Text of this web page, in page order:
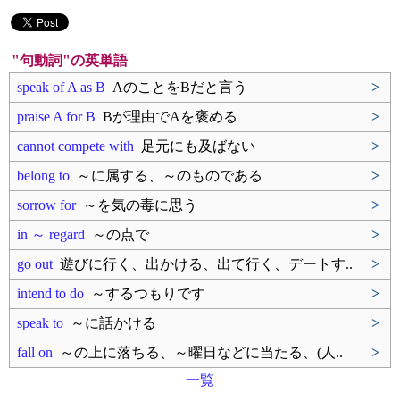
"句動詞"の英単語
speak of A as B AのことをBだと言う
>
praise A for B Bが理由でAを褒める
>
cannot compete with 足元にも及ばない
>
belong to ～に属する、～のものである
>
sorrow for～を気の毒に思う
>
in ～ regard ～の点で
>
go out 遊びに行く、出かける、出て行く、デートす..
>
intend to do ～するつもりです
>
speak to ～に話かける
>
fall on ～の上に落ちる、～曜日などに当たる、(人..
>
一覧